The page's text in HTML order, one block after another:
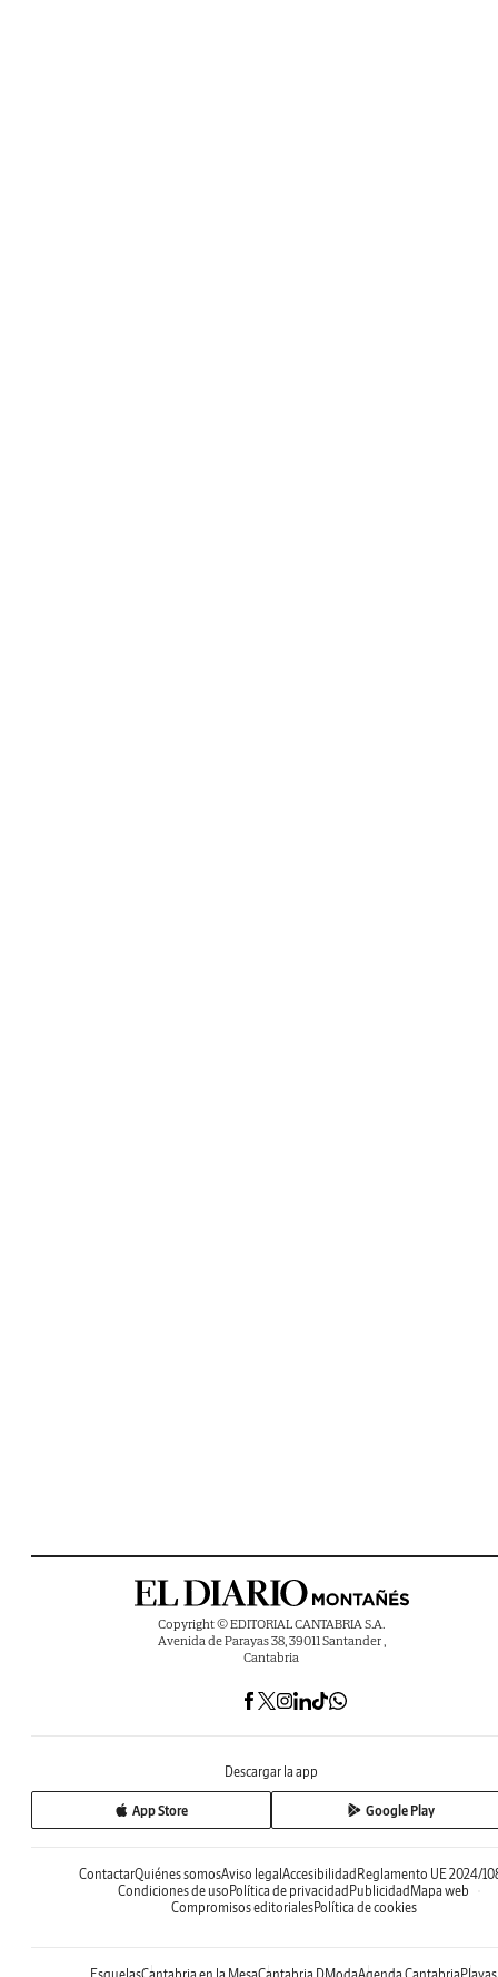
Copyright © EDITORIAL CANTABRIA S.A.
Avenida de Parayas 38, 39011 Santander ,
Cantabria
Descargar la app
App Store Google Play
ContactarQuiénes somosAviso legal Accesibilidad Reglamento UE 2024/
Condiciones de uso Política de privacidad Publicidad Mapa web
Compromisos editorialesPolítica de cookies